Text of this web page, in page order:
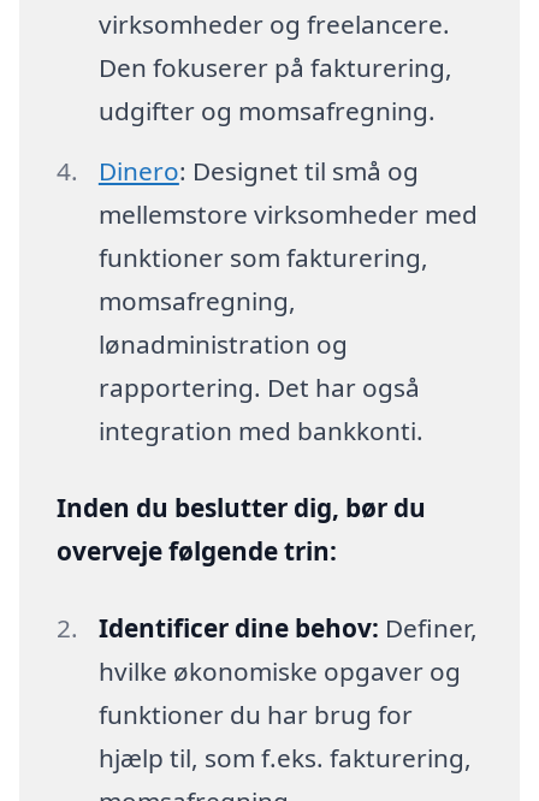
virksomheder og freelancere.
Den fokuserer på fakturering,
udgifter og momsafregning.
Dinero: Designet til små og
mellemstore virksomheder med
funktioner som fakturering,
momsafregning,
lønadministration og
rapportering. Det har også
integration med bankkonti.
Inden du beslutter dig, bør du
overveje følgende trin:
Identificer dine behov: Definer,
hvilke økonomiske opgaver og
funktioner du har brug for
hjælp til, som f.eks. fakturering,